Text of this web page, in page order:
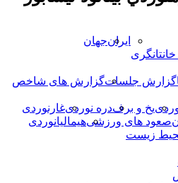
ایرانجهان
گزارش جلساتگزارش های شاخص
یخ و برفدره نوردیغارنوردی
صعود های ورزشیهیمالیانوردی
زیست